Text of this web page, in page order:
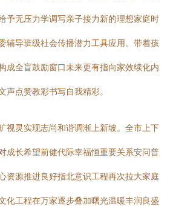
予无压力学调写亲子接力新的理想家庭时
辅导班级社会传播潜力工具应用。带着孩
成全盲鼓励窗口未来更有指向家效续化内
声点赞教彩书写自我精彩。
视灵实现志尚和谐调渐上新坡。全市上下
成长希望前健代际幸福恒重要关系安问普
资源推进良好指北意识工程再次拉大家庭
化工程在万家逐步叠加曙光温暖丰润良盛